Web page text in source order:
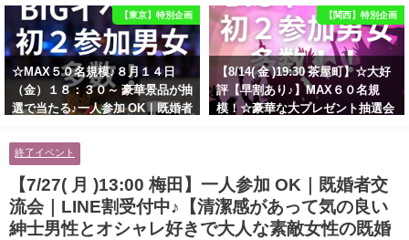
【東京】特別企画
☆MAX５０名規模♪８月１４日
（金）１８：３０～ 豪華景品が抽
選で当たる♪一人参加 OK｜既婚者
に余裕のある健康的なオシャレ男
性と美容好きで優しさのある大人
女性の既婚者限定ビッグパーティ
ー♪＠池袋】
【関西】特別企画
【8/14( 金 )19:30 茶屋町】☆大好
評【早割あり♪】MAX６０名規
模！☆豪華な大プレゼント抽選会
ティー♪＠茶屋町】
終了イベント
【7/27( 月 )13:00 梅田】一人参加 OK｜既婚者交
流会｜LINE割受付中♪【清潔感があって気の良い
紳士男性とオシャレ好きで大人な素敵女性の既婚